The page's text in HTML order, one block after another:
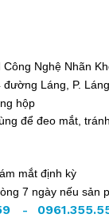
Công Nghệ Nhãn
Láng, P.
hộp
để đeo mắt,
mắt định kỳ
7 ngày nếu sản
-